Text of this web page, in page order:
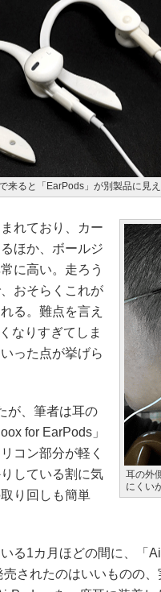
来ると「EarPods」が別製品に見
耳の外
にくい
れており、カー
ほか、ボールジ
に高い。走ろう
おそらくこれが
る。難点を言え
なりすぎてしま
った点が挙げら
が、筆者は耳の
for EarPods」
コン部分が軽く
している割に気
り回しも簡単
る1カ月ほどの間に、「
されたのはいいものの